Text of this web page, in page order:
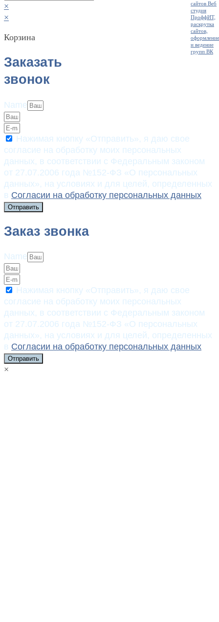
×
×
Корзина
Заказать
звонок
Name
Нажимая кнопку «Отправить», я даю свое
согласие на обработку моих персональных
данных, в соответствии с Федеральным законом
от 27.07.2006 года №152-ФЗ «О персональных
данных», на условиях и для целей, определенных
в Согласии на обработку персональных данных
Отправить
Заказ звонка
Name
Нажимая кнопку «Отправить», я даю свое
согласие на обработку моих персональных
данных, в соответствии с Федеральным законом
от 27.07.2006 года №152-ФЗ «О персональных
данных», на условиях и для целей, определенных
в Согласии на обработку персональных данных
Отправить
×